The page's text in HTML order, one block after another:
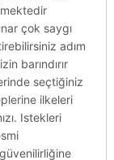
çok saygı
adım
barındırır
seçtiğiniz
ilkeleri
Istekleri